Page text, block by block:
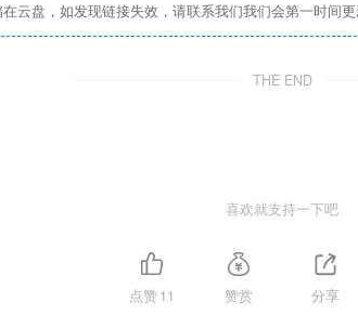
云盘，如发现链接失效，请联系我们我们会第一时间更
THE END
喜欢就支持一下吧
点赞11 赞赏 分享